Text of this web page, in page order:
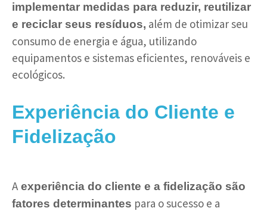
implementar medidas para reduzir, reutilizar
e reciclar seus resíduos, além de otimizar seu
consumo de energia e água, utilizando
equipamentos e sistemas eficientes, renováveis e
ecológicos.
Experiência do Cliente e
Fidelização
A experiência do cliente e a fidelização são
fatores determinantes para o sucesso e a